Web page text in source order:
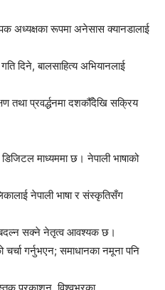
अध्यक्षका रूपमा अनेसास क्यानडालाई
दिने, बालसाहित्य अभियानलाई
तथा प्रवर्द्धनमा दशकौँदेखि सक्रिय
माध्यममा छ। नेपाली भाषाको
नेपाली भाषा र संस्कृतिसँग
बदल्न सक्ने नेतृत्व आवश्यक छ।
गर्नुभएन; समाधानका नमूना पनि